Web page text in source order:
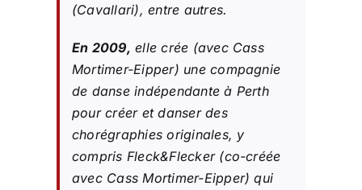
(Cavallari), entre autres.
En 2009, elle crée (avec Cass
Mortimer-Eipper) une compagnie
de danse indépendante à Perth
pour créer et danser des
chorégraphies originales, y
compris Fleck&Flecker (co-créée
avec Cass Mortimer-Eipper) qui